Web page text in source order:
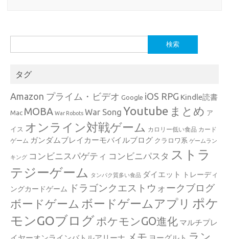
索:
タグ
Amazon プライム・ビデオ Google iOS RPG Kindle読書
Mac MOBA War Robots War Song Youtube まとめ ア
イス オンライン対戦ゲーム カロリー低い食品 カード
ゲーム ガンダムブレイカーモバイルブログ クラロワ系 ゲームラン
キング コンビニスパゲティ コンビニパスタ ストラ
テジーゲーム
タンパク質多い食品 ダイエット
トレーディ
ングカードゲーム
ドラゴンクエストウォークブログ
ボードゲーム ボードゲームアプリ ポケ
モンGOブログ ポケモンGO進化 マルチプレ
ラン